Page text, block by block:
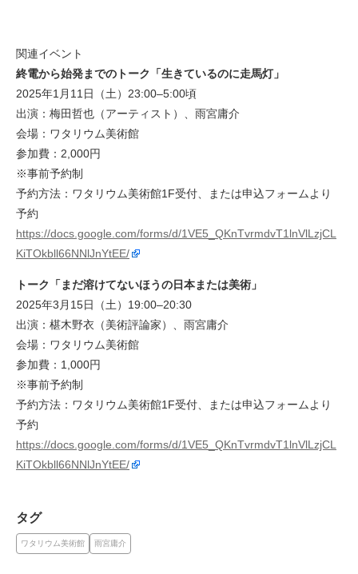
関連イベント
終電から始発までのトーク「生きているのに走馬灯」
2025年1月11日（土）23:00–5:00頃
出演：梅田哲也（アーティスト）、雨宮庸介
会場：ワタリウム美術館
参加費：2,000円
※事前予約制
予約方法：ワタリウム美術館1F受付、または申込フォームより
予約
https://docs.google.com/forms/d/1VE5_QKnTvrmdvT1lnVlLzjCL
KiTOkbll66NNlJnYtEE/
トーク「まだ溶けてないほうの日本または美術」
2025年3月15日（土）19:00–20:30
出演：椹木野衣（美術評論家）、雨宮庸介
会場：ワタリウム美術館
参加費：1,000円
※事前予約制
予約方法：ワタリウム美術館1F受付、または申込フォームより
予約
https://docs.google.com/forms/d/1VE5_QKnTvrmdvT1lnVlLzjCL
KiTOkbll66NNlJnYtEE/
タグ
ワタリウム美術館 雨宮庸介